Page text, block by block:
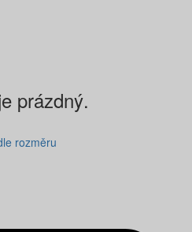
prázdný.
rozměru